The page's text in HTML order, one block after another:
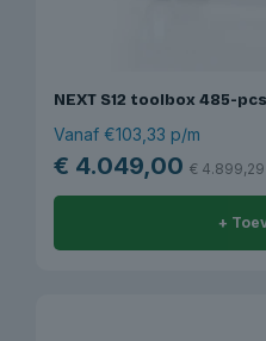
NEXT S12 toolbox 485-
Vanaf €103,33 p/m
€ 4.049,00 € 4.899,29
+